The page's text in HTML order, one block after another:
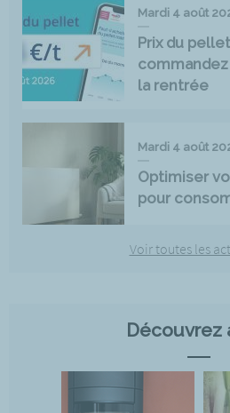
Mardi 4 août
Prix du
la rentrée
Mardi 4 août
Optimiser
pour
Voir toutes les
Découvrez